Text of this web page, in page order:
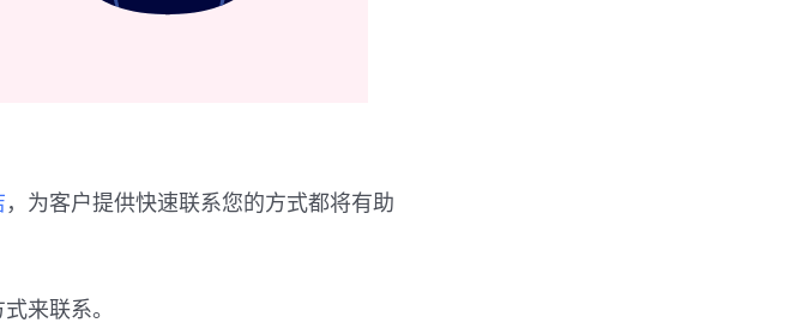
，为客户提供快速联系您的方式都将有助
来联系。